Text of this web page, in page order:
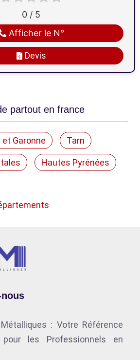
Devis
Afficher le N°
0 / 5
partout en france
et Garonne Tarn
Hautes Pyrénées
: Votre Référence
les Professionnels en